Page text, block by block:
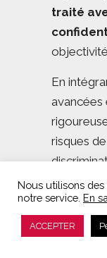
traité
En
avancées
risques
Ainsi,
Nous utilisons
notre service. En
ACCEPTER